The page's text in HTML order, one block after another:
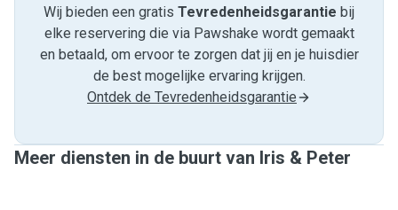
Wij bieden een gratis Tevredenheids­garantie bij
elke reservering die via Pawshake wordt gemaakt
en betaald, om ervoor te zorgen dat jij en je huisdier
de best mogelijke ervaring krijgen.
Ontdek de Tevredenheidsgarantie
Meer diensten in de buurt van Iris & Peter